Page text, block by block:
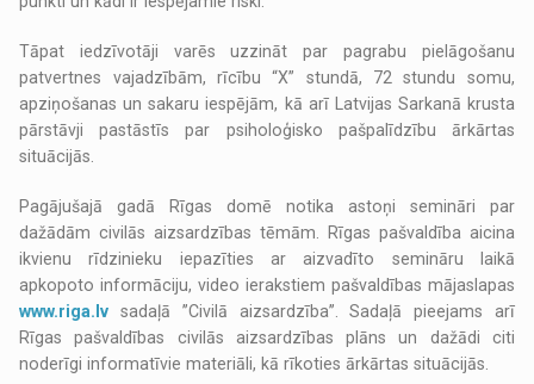
Tāpat iedzīvotāji varēs uzzināt par pagrabu pielāgošanu
patvertnes vajadzībām, rīcību “X” stundā, 72 stundu somu,
apziņošanas un sakaru iespējām, kā arī Latvijas Sarkanā krusta
pārstāvji pastāstīs par psiholoģisko pašpalīdzību ārkārtas
situācijās.
Pagājušajā gadā Rīgas domē notika astoņi semināri par
dažādām civilās aizsardzības tēmām. Rīgas pašvaldība aicina
ikvienu rīdzinieku iepazīties ar aizvadīto semināru laikā
apkopoto informāciju, video ierakstiem pašvaldības mājaslapas
www.riga.lv sadaļā ’’Civilā aizsardzība’’. Sadaļā pieejams arī
Rīgas pašvaldības civilās aizsardzības plāns un dažādi citi
noderīgi informatīvie materiāli, kā rīkoties ārkārtas situācijās.